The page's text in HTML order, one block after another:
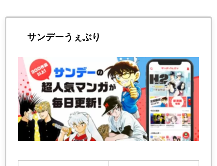
サンデーうぇぶり